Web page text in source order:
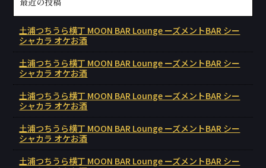
土浦つちうら横丁 MOON BAR Lounge ーズメントBAR シー
シャカラ オケお酒
土浦つちうら横丁 MOON BAR Lounge ーズメントBAR シー
シャカラ オケお酒
土浦つちうら横丁 MOON BAR Lounge ーズメントBAR シー
シャカラ オケお酒
土浦つちうら横丁 MOON BAR Lounge ーズメントBAR シー
シャカラ オケお酒
土浦つちうら横丁 MOON BAR Lounge ーズメントBAR シー